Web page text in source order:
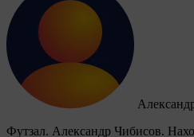
Футзал. Александр Чибисов.